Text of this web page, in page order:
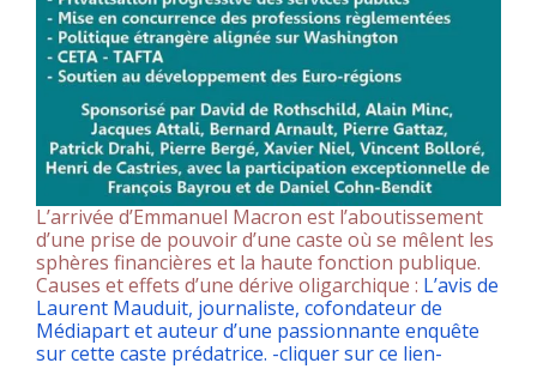
L’arrivée d’Emmanuel Macron est l’aboutissement
d’une prise de pouvoir d’une caste où se mêlent les
sphères financières et la haute fonction publique.
Causes et effets d’une dérive oligarchique : L’avis de
Laurent Mauduit, journaliste, cofondateur de
Médiapart et auteur d’une passionnante enquête
sur cette caste prédatrice. -cliquer sur ce lien-